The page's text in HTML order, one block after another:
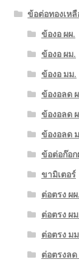
ข้อต่อทองเหลื
ข้องอ ผผ.
ข้องอ ผม.
ข้องอ มม.
ข้องอลด
ข้องอลด
ข้องอลด
ข้อต่อก๊อก
ขามิเตอร์
ต่อตรง ผ
ต่อตรง ผ
ต่อตรง ม
ต่อตรงล